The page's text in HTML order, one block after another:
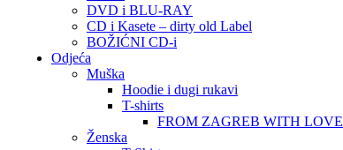
DVD i BLU-RAY
CD i Kasete – dirty old Label
BOŽIĆNI CD-i
Odjeća
Muška
Hoodie i dugi rukavi
T-shirts
FROM ZAGREB WITH LOVE
Ženska